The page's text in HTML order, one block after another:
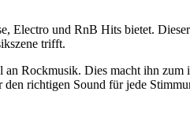
Electro und RnB Hits bietet.
trifft.
Rockmusik. Dies macht ihn
richtigen Sound für jede